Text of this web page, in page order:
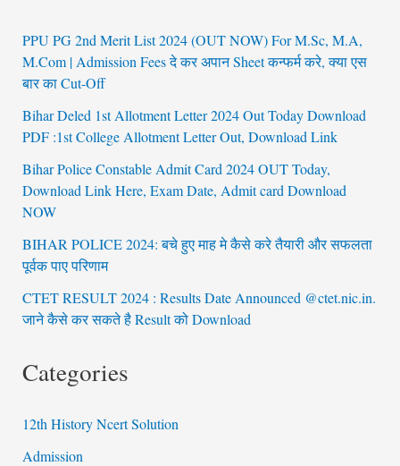
PPU PG 2nd Merit List 2024 (OUT NOW) For M.Sc, M.A,
M.Com | Admission Fees दे कर अपान Sheet कन्फर्म करे, क्या एस
बार का Cut-Off
Bihar Deled 1st Allotment Letter 2024 Out Today Download
PDF :1st College Allotment Letter Out, Download Link
Bihar Police Constable Admit Card 2024 OUT Today,
Download Link Here, Exam Date, Admit card Download
NOW
BIHAR POLICE 2024: बचे हुए माह मे कैसे करे तैयारी और सफलता
पूर्वक पाए परिणाम
CTET RESULT 2024 : Results Date Announced @ctet.nic.in.
जाने कैसे कर सकते है Result को Download
Categories
12th History Ncert Solution
Admission